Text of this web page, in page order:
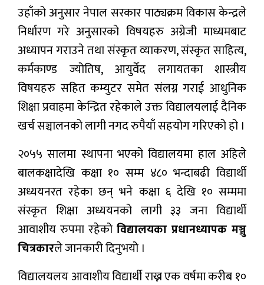
English
उहाँको अनुसार नेपाल सरकार पाठ्यक्रम विकास केन्द्रले
निर्धारण गरे अनुसारको विषयहरु अग्रेजी माध्यमबाट
अध्यापन गराउने तथा संस्कृत व्याकरण, संस्कृत साहित्य,
कर्मकाण्ड ज्योतिष, आयुर्वेद लगायतका शास्त्रीय
विषयहरु सहित कम्युटर समेत संलग्न गराई आधुनिक
शिक्षा प्रवाहमा केन्द्रित रहेकाले उक्त विद्यालयलाई दैनिक
खर्च सञ्चालनको लागी नगद रुपैयाँ सहयोग गरिएको हो ।
२०५५ सालमा स्थापना भएको विद्यालयमा हाल अहिले
बालकक्षादेखि कक्षा १० सम्म ४८० भन्दाबढी विद्यार्थी
अध्ययनरत रहेका छन् भने कक्षा ६ देखि १० सम्ममा
संस्कृत शिक्षा अध्ययनको लागी ३३ जना विद्यार्थी
आवाशीय रुपमा रहेको विद्यालयका प्रधानध्यापक मञ्जु
चित्रकारले जानकारी दिनुभयो ।
विद्यालयलय आवाशीय विद्यार्थी राख्न एक वर्षमा करीब १०